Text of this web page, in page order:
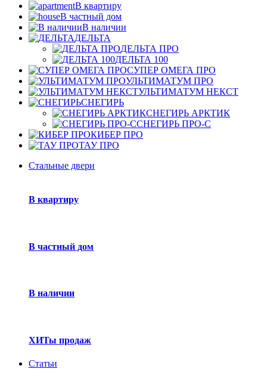
В квартиру
В частный дом
В наличии
ДЕЛЬТА
ДЕЛЬТА ПРО
ДЕЛЬТА 100
СУПЕР ОМЕГА ПРО
УЛЬТИМАТУМ ПРО
УЛЬТИМАТУМ НЕКСТ
СНЕГИРЬ
СНЕГИРЬ АРКТИК
СНЕГИРЬ ПРО-С
КИБЕР ПРО
ТАУ ПРО
Стальные двери
В квартиру
В частный дом
В наличии
ХИТы продаж
Статьи